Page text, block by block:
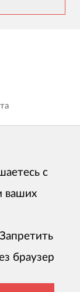
с
ваших
браузер